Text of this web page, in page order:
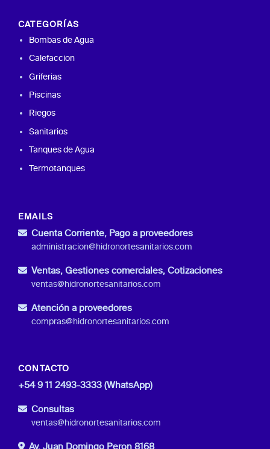
CATEGORÍAS
Bombas de Agua
Calefaccion
Griferias
Piscinas
Riegos
Sanitarios
Tanques de Agua
Termotanques
EMAILS
Cuenta Corriente, Pago a proveedores
administracion@hidronortesanitarios.com
Ventas, Gestiones comerciales, Cotizaciones
ventas@hidronortesanitarios.com
Atención a proveedores
compras@hidronortesanitarios.com
CONTACTO
+54 9 11 2493-3333 (WhatsApp)
Consultas
ventas@hidronortesanitarios.com
Av. Juan Domingo Peron 8168